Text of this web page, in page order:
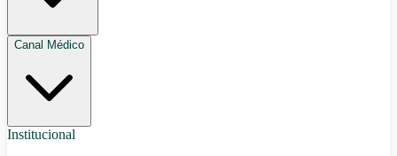
Canal Médico
Institucional